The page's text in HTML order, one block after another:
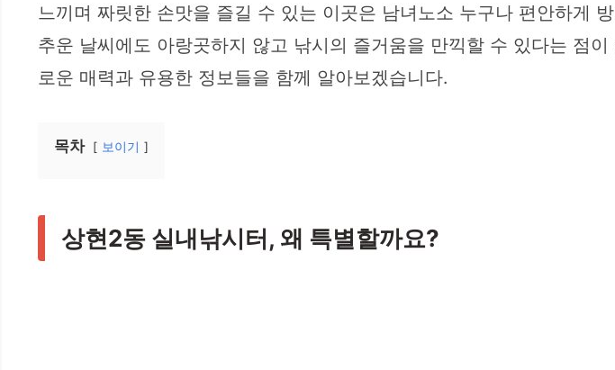
느끼며 짜릿한 손맛을 즐길 수 있는 이곳은 남녀노소 누구나 편안하게
추운 날씨에도 아랑곳하지 않고 낚시의 즐거움을 만끽할 수 있다는 점
로운 매력과 유용한 정보들을 함께 알아보겠습니다.
목차 보이기
상현2동 실내낚시터, 왜 특별할까요?